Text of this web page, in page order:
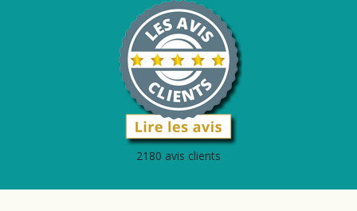
2180 avis clients